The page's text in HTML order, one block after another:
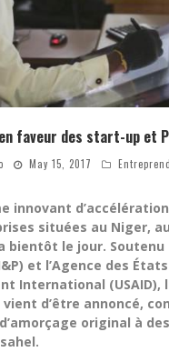
faveur des start-up et
May 15, 2017
innovant
situées au Niger,
bientôt le jour.
et l’Agence des
International
d’être annoncé,
original à